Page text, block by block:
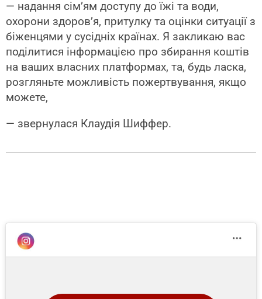
— надання сім’ям доступу до їжі та води,
охорони здоров’я, притулку та оцінки ситуації з
біженцями у сусідніх країнах. Я закликаю вас
поділитися інформацією про збирання коштів
на ваших власних платформах, та, будь ласка,
розгляньте можливість пожертвування, якщо
можете,
— звернулася Клаудія Шиффер.